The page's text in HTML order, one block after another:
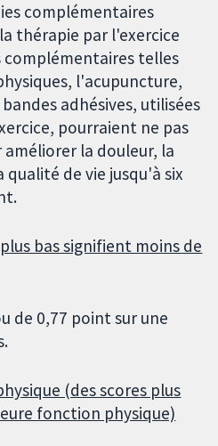
complémentaires
thérapie par l'exercice
telles
l'acupuncture,
adhésives, utilisées
pourraient ne pas
la douleur, la
de vie jusqu'à six
bas signifient moins de
de 0,77 point sur une
(des scores plus
fonction physique)